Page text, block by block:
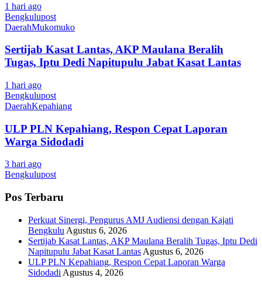
1 hari ago
Bengkulupost
DaerahMukomuko
Sertijab Kasat Lantas, AKP Maulana Beralih
Tugas, Iptu Dedi Napitupulu Jabat Kasat Lantas
1 hari ago
Bengkulupost
DaerahKepahiang
ULP PLN Kepahiang, Respon Cepat Laporan
Warga Sidodadi
3 hari ago
Bengkulupost
Pos Terbaru
Perkuat Sinergi, Pengurus AMJ Audiensi dengan Kajati
Bengkulu Agustus 6, 2026
Sertijab Kasat Lantas, AKP Maulana Beralih Tugas, Iptu Dedi
Napitupulu Jabat Kasat Lantas Agustus 6, 2026
ULP PLN Kepahiang, Respon Cepat Laporan Warga
Sidodadi Agustus 4, 2026